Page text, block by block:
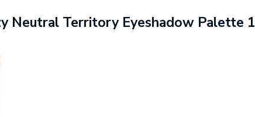
Neutral Territory Eyeshadow Palette 1